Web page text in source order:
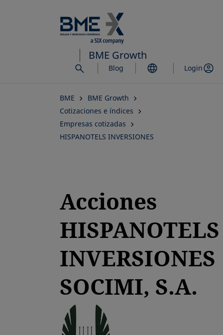
al
contenido
principal
BME Growth
Blog Login
BME
BME Growth
Cotizaciones e índices
Empresas cotizadas
HISPANOTELS INVERSIONES
Acciones
HISPANOTELS
INVERSIONES
SOCIMI, S.A.